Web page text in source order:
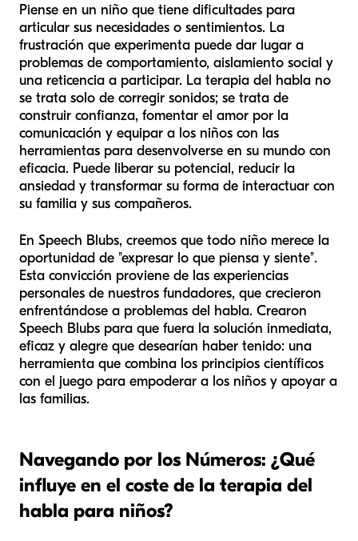
Piense en un niño que tiene dificultades para
articular sus necesidades o sentimientos. La
frustración que experimenta puede dar lugar a
problemas de comportamiento, aislamiento social y
una reticencia a participar. La terapia del habla no
se trata solo de corregir sonidos; se trata de
construir confianza, fomentar el amor por la
comunicación y equipar a los niños con las
herramientas para desenvolverse en su mundo con
eficacia. Puede liberar su potencial, reducir la
ansiedad y transformar su forma de interactuar con
su familia y sus compañeros.
En Speech Blubs, creemos que todo niño merece la
oportunidad de "expresar lo que piensa y siente".
Esta convicción proviene de las experiencias
personales de nuestros fundadores, que crecieron
enfrentándose a problemas del habla. Crearon
Speech Blubs para que fuera la solución inmediata,
eficaz y alegre que desearían haber tenido: una
herramienta que combina los principios científicos
con el juego para empoderar a los niños y apoyar a
las familias.
Navegando por los Números: ¿Qué
influye en el coste de la terapia del
habla para niños?